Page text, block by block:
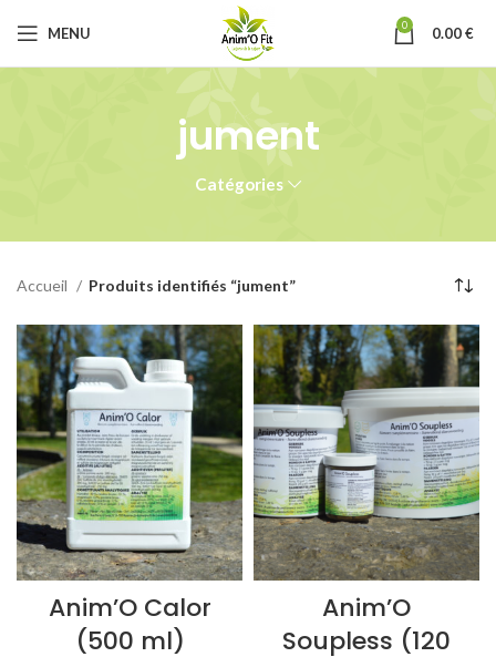
MENU 0 0.00€
jument
Catégories
Accueil Produits identifiés “jument”
Anim’O Calor
(500 ml)
Anim’O
Soupless (120